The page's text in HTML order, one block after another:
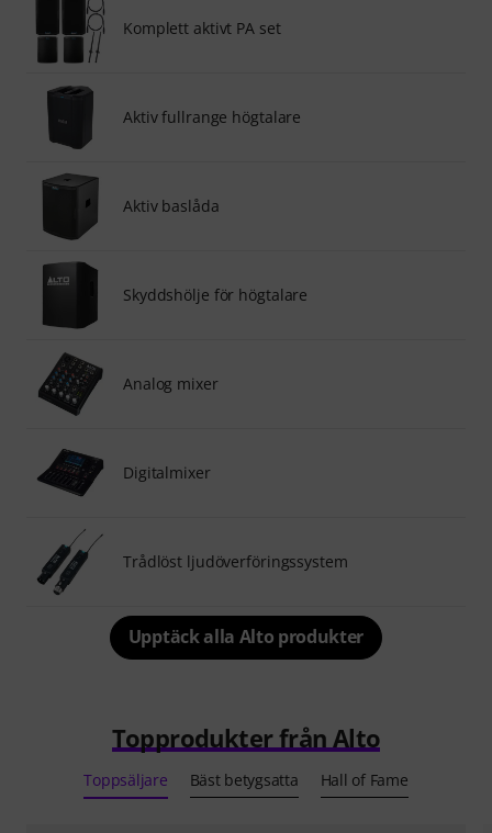
Komplett aktivt PA set
Aktiv fullrange högtalare
Aktiv baslåda
Skyddshölje för högtalare
Analog mixer
Digitalmixer
Trådlöst ljudöverföringssystem
Upptäck alla Alto produkter
Topprodukter från Alto
Toppsäljare Bäst betygsatta Hall of Fame